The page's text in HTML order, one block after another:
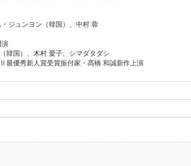
ジュンヨン（韓国）、中村 蓉
演
韓国）、木村 愛子、シマダタダシ
最優秀新人賞受賞振付家・髙橋 和誠新作上演